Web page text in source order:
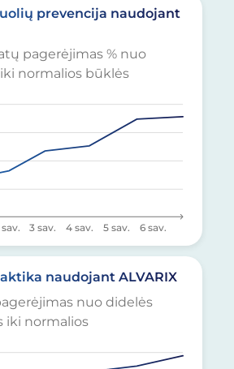
prevencija naudojant
pagerėjimas % nuo
normalios būklės
3 sav. 4 sav. 5 sav. 6 sav.
naudojant ALVARIX
nuo didelės
iki normalios